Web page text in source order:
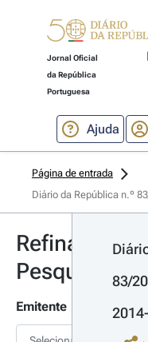
Jornal Oficial
da República
Portuguesa
Ajuda
Página de entrada
Diário da República n.º
Refinar
Pesquisa
Emitente
83/